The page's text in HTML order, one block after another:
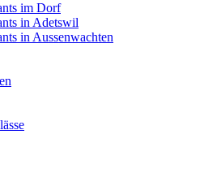
im Dorf
in Adetswil
in Aussenwachten